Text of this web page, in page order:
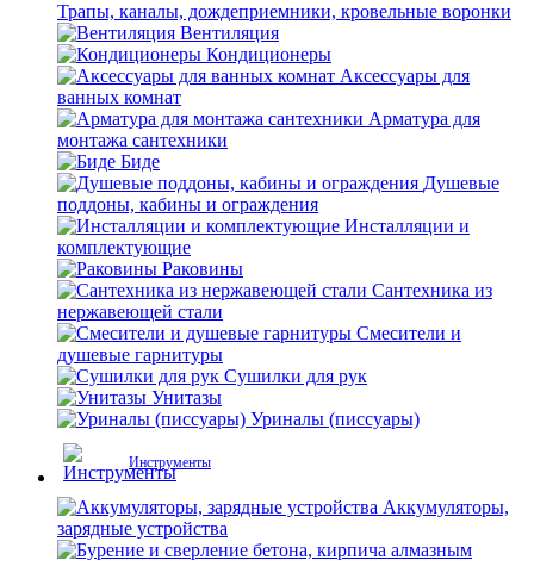
Трапы, каналы, дождеприемники, кровельные воронки
Вентиляция
Кондиционеры
Аксессуары для
ванных комнат
Арматура для
монтажа сантехники
Биде
Душевые
поддоны, кабины и ограждения
Инсталляции и
комплектующие
Раковины
Сантехника из
нержавеющей стали
Смесители и
душевые гарнитуры
Сушилки для рук
Унитазы
Уриналы (писсуары)
Инструменты
Аккумуляторы,
зарядные устройства